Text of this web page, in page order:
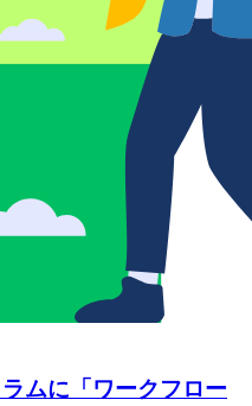
ムに「ワークフロー